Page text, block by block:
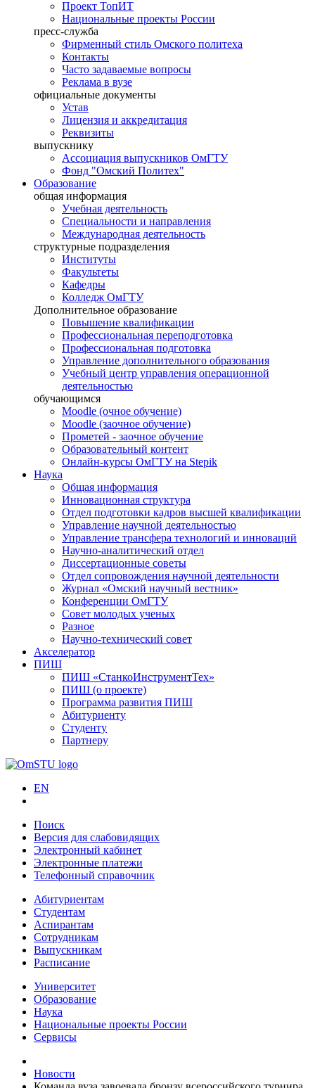
Проект ТопИТ
Национальные проекты России
пресс-служба
Фирменный стиль Омского политеха
Контакты
Часто задаваемые вопросы
Реклама в вузе
официальные документы
Устав
Лицензия и аккредитация
Реквизиты
выпускнику
Ассоциация выпускников ОмГТУ
Фонд "Омский Политех"
Образование
общая информация
Учебная деятельность
Специальности и направления
Международная деятельность
структурные подразделения
Институты
Факультеты
Кафедры
Колледж ОмГТУ
Дополнительное образование
Повышение квалификации
Профессиональная переподготовка
Профессиональная подготовка
Управление дополнительного образования
Учебный центр управления операционной
деятельностью
обучающимся
Moodle (очное обучение)
Moodle (заочное обучение)
Прометей - заочное обучение
Образовательный контент
Онлайн-курсы ОмГТУ на Stepik
Наука
Общая информация
Инновационная структура
Отдел подготовки кадров высшей квалификации
Управление научной деятельностью
Управление трансфера технологий и инноваций
Научно-аналитический отдел
Диссертационные советы
Отдел сопровождения научной деятельности
Журнал «Омский научный вестник»
Конференции ОмГТУ
Совет молодых ученых
Разное
Научно-технический совет
Акселератор
ПИШ
ПИШ «СтанкоИнструментТех»
ПИШ (о проекте)
Программа развития ПИШ
Абитуриенту
Студенту
Партнеру
EN
Поиск
Версия для слабовидящих
Электронный кабинет
Электронные платежи
Телефонный справочник
Абитуриентам
Студентам
Аспирантам
Сотрудникам
Выпускникам
Расписание
Университет
Образование
Наука
Национальные проекты России
Сервисы
Новости